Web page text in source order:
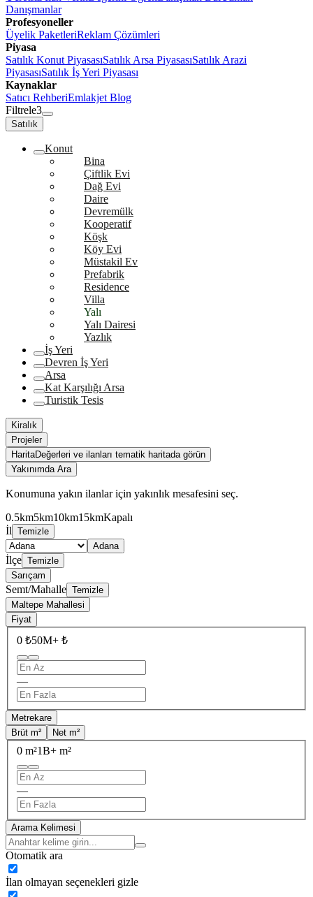
Danışmanlar
Profesyoneller
Üyelik PaketleriReklam Çözümleri
Piyasa
Satılık Konut PiyasasıSatılık Arsa PiyasasıSatılık Arazi
PiyasasıSatılık İş Yeri Piyasası
Kaynaklar
Satıcı RehberiEmlakjet Blog
Filtrele3
Satılık
Konut
Bina
Çiftlik Evi
Dağ Evi
Daire
Devremülk
Kooperatif
Köşk
Köy Evi
Müstakil Ev
Prefabrik
Residence
Villa
Yalı
Yalı Dairesi
Yazlık
İş Yeri
Devren İş Yeri
Arsa
Kat Karşılığı Arsa
Turistik Tesis
Kiralık
Projeler
HaritaDeğerleri ve ilanları tematik haritada görün
Yakınımda Ara
Konumuna yakın ilanlar için yakınlık mesafesini seç.
0.5km5km10km15kmKapalı
İl Temizle
Adana
İlçe Temizle
Sarıçam
Semt/Mahalle Temizle
Maltepe Mahallesi
Fiyat
0 ₺50M+ ₺
—
Metrekare
Brüt m²
Net m²
0 m²1B+ m²
—
Arama Kelimesi
Otomatik ara
İlan olmayan seçenekleri gizle